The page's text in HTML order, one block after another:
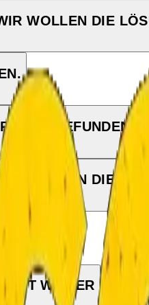
WOLLEN DIE
GEFUNDEN,
WOLLEN DIE
WEITER